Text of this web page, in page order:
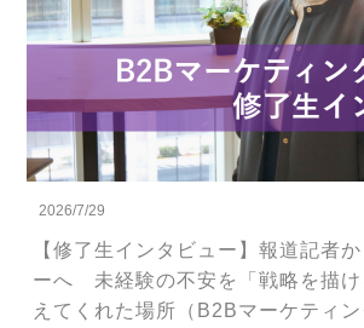
2026/7/29
【修了生インタビュー】報道記者
ーへ 未経験の不安を「戦略を描け
えてくれた場所（B2Bマーケティン